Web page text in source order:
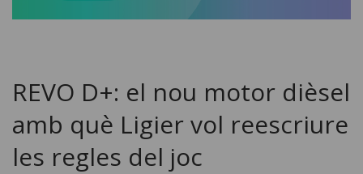
REVO D+: el nou motor dièsel
amb què Ligier vol reescriure
les regles del joc